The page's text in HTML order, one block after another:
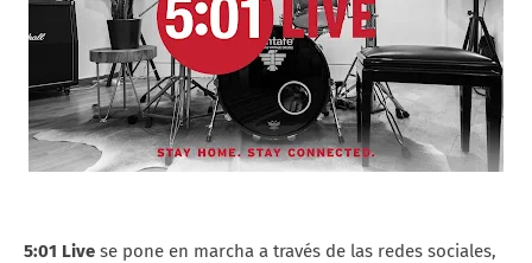
5:01 Live se pone en marcha a través de las redes sociales,